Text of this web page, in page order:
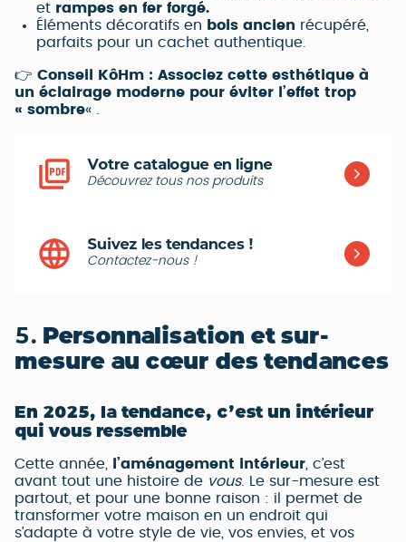
et rampes en fer forgé.
Éléments décoratifs en
bois ancien récupéré,
parfaits pour un cachet authentique.
👉 Conseil KôHm : Associez cette esthétique à
un éclairage moderne pour éviter l’effet trop
« sombre« .
Votre catalogue en ligne
Découvrez tous nos produits
Suivez les tendances !
Contactez-nous !
5. Personnalisation et sur-
mesure au cœur des tendances
En 2025, la tendance, c’est un intérieur
qui vous ressemble
Cette année, l’aménagement intérieur , c’est
avant tout une histoire de vous. Le sur-mesure est
partout, et pour une bonne raison : il permet de
transformer votre maison en un endroit qui
s’adapte à votre style de vie, vos envies, et vos